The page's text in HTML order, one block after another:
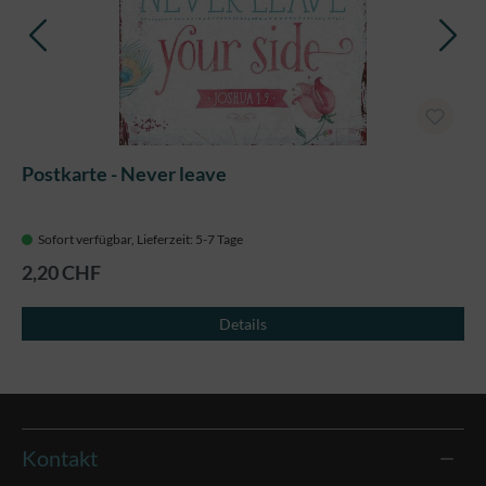
Postkarte - Never leave
Sofort verfügbar, Lieferzeit: 5-7 Tage
2,20 CHF
Details
Kontakt